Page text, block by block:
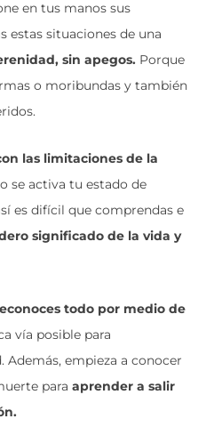
en tus manos sus
estas situaciones de una
sin apegos. Porque
o moribundas y también
las limitaciones de la
se activa tu estado de
es difícil que comprendas e
significado de la vida y
todo por medio de
vía posible para
empieza a conocer
para aprender a salir